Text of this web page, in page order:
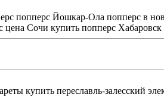
Ола попперс в новосибирске
Сочи купить попперс Хабаровск